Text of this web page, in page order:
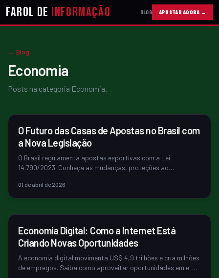
10
40
40
30
Farol de Informação BLOG APOSTAR AGORA →
← Blog
Economia
Posts na categoria Economia.
ECONOMIA
O Futuro das Casas de Apostas no Brasil com
a Nova Legislação
O Brasil regulamenta apostas esportivas com a Lei
14.790/2023. Conheça as mudanças, proteções ao
01 de abril de 2026
ECONOMIA
Economia Digital: Como a Internet Está
Criando Novas Oportunidades
A economia digital movimenta US$ 4,9 trilhões e cria milhões
de empregos. Saiba como aproveitar oportunidades em e-